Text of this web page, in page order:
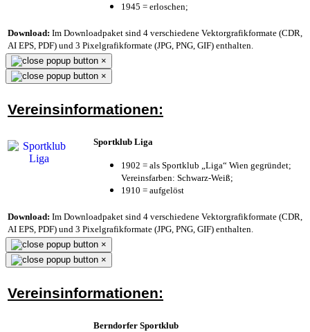
1945 = erloschen;
Download: Im Downloadpaket sind 4 verschiedene Vektorgrafikformate (CDR,
AI EPS, PDF) und 3 Pixelgrafikformate (JPG, PNG, GIF) enthalten.
×
×
Vereinsinformationen:
Sportklub Liga
1902 = als Sportklub „Liga“ Wien gegründet;
Vereinsfarben: Schwarz-Weiß;
1910 = aufgelöst
Download: Im Downloadpaket sind 4 verschiedene Vektorgrafikformate (CDR,
AI EPS, PDF) und 3 Pixelgrafikformate (JPG, PNG, GIF) enthalten.
×
×
Vereinsinformationen:
Berndorfer Sportklub